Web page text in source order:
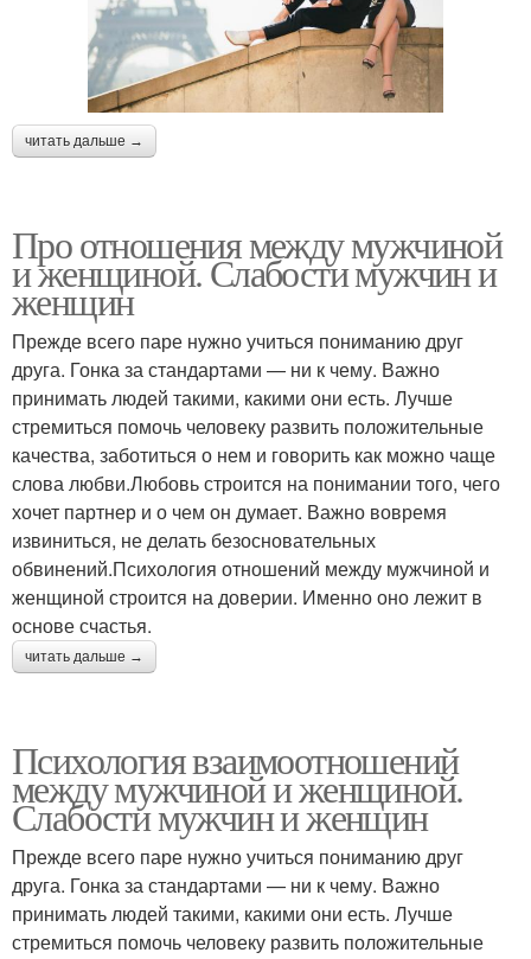
читать дальше →
Про отношения между мужчиной
и женщиной. Слабости мужчин и
женщин
Прежде всего паре нужно учиться пониманию друг
друга. Гонка за стандартами — ни к чему. Важно
принимать людей такими, какими они есть. Лучше
стремиться помочь человеку развить положительные
качества, заботиться о нем и говорить как можно чаще
слова любви.Любовь строится на понимании того, чего
хочет партнер и о чем он думает. Важно вовремя
извиниться, не делать безосновательных
обвинений.Психология отношений между мужчиной и
женщиной строится на доверии. Именно оно лежит в
основе счастья.
читать дальше →
Психология взаимоотношений
между мужчиной и женщиной.
Слабости мужчин и женщин
Прежде всего паре нужно учиться пониманию друг
друга. Гонка за стандартами — ни к чему. Важно
принимать людей такими, какими они есть. Лучше
стремиться помочь человеку развить положительные